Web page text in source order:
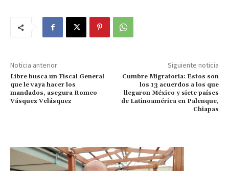
Noticia anterior
Libre busca un Fiscal General
que le vaya hacer los
mandados, asegura Romeo
Vásquez Velásquez
Siguiente noticia
Cumbre Migratoria: Estos son
los 13 acuerdos a los que
llegaron México y siete países
de Latinoamérica en Palenque,
Chiapas